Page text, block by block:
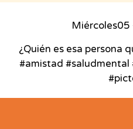
Miércoles05
¿Quién es esa persona
#amistad #saludmental